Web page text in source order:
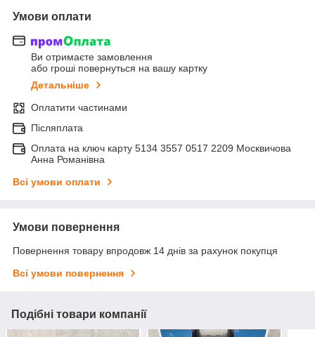
Умови оплати
Ви отримаєте замовлення
або гроші повернуться на вашу картку
Детальніше
Оплатити частинами
Післяплата
Оплата на ключ карту 5134 3557 0517 2209 Москвичова
Анна Романівна
Всі умови оплати
Умови повернення
Повернення товару впродовж 14 днів за рахунок покупця
Всі умови повернення
Подібні товари компанії